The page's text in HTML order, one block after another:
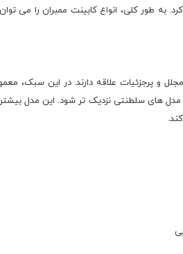
به طور کلی، انواع کابینت ممبران را می
پرجزئیات علاقه دارند. در این سبک،
های سلطنتی نزدیک تر شود. این مدل بیشتر